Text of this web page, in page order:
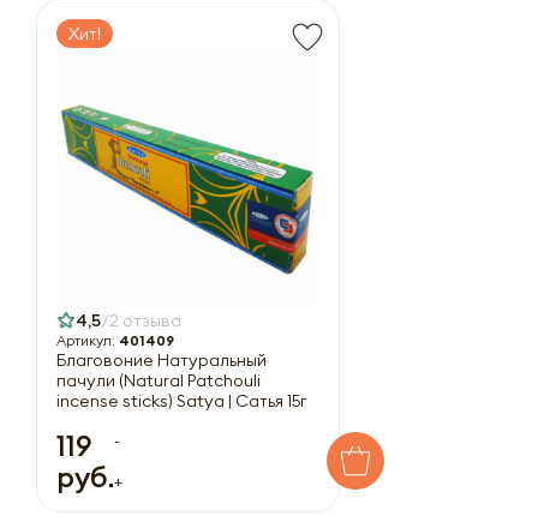
Хит!
4,5 2 отзыва
Артикул: 401409
Благовоние Натуральный
пачули (Natural Patchouli
incense sticks) Satya | Сатья 15г
119
руб.
-
+